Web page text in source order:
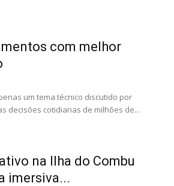
com melhor
um tema técnico discutido por
decisões cotidianas de milhões de...
na Ilha do Combu
imersiva...